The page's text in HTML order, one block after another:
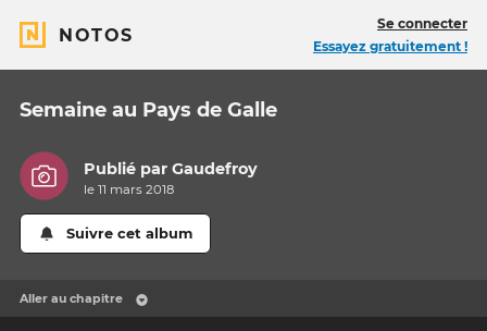
NOTOS
Se connecter
Essayez gratuitement !
Semaine au Pays de Galle
Publié parGaudefroy
le 11 mars 2018
Suivre cet album
Aller au chapitre